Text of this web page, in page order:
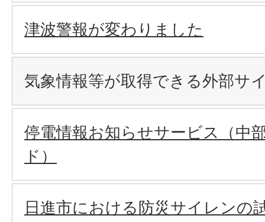
津波警報が変わりました
気象情報等が取得できる外部サ
停電情報お知らせサービス（中
ド）
日進市における防災サイレンの